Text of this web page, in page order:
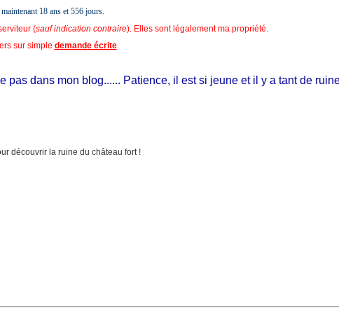
18 ans et556 jours.
(sauf indication contraire). Elles sont légalement ma propriété.
sur simple demande écrite.
dans mon blog...... Patience, il est si jeune et il y a tant de ruines !